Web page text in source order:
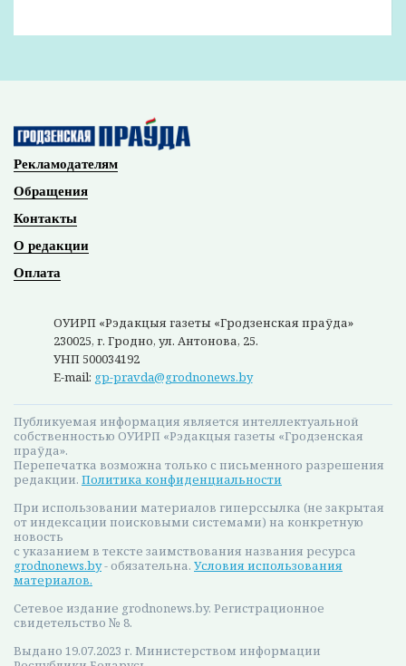
Поздравление Елены Стальбовской с Днем
Планируемые места установки мобильных
8:02
Александр Лукашенко: строительная отрасль
демонстрирует высокие результаты, сохраняя
статус одного из драйверов экономики
Все новости